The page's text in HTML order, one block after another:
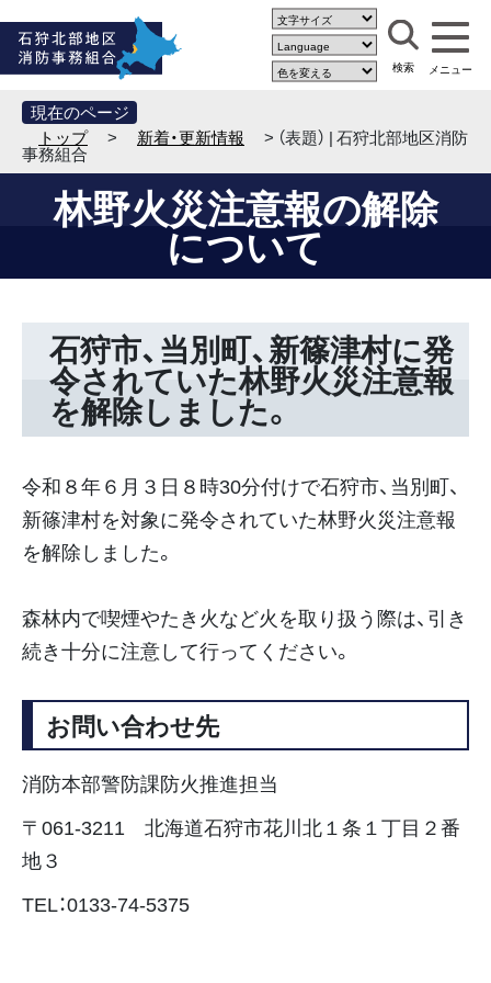
現在のページ
トップ
> 新着・更新情報 > （表題） | 石狩北部地区消防
事務組合
林野火災注意報の解除
について
石狩市、当別町、新篠津村に発
令されていた林野火災注意報
を解除しました。
令和８年６月３日８時30分付けで石狩市、当別町、
新篠津村を対象に発令されていた林野火災注意報
を解除しました。
森林内で喫煙やたき火など火を取り扱う際は、引き
続き十分に注意して行ってください。
お問い合わせ先
消防本部警防課防火推進担当
〒061-3211 北海道石狩市花川北１条１丁目２番
地３
TEL：0133-74-5375